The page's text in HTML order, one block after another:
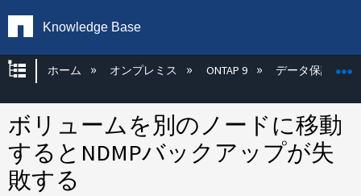
Knowledge Base
グローバル階層を展開/折りたたむ
ホーム オンプレミス ONTAP 9 データ保護
ボリュームを別のノードに移動
するとNDMPバックアップが失
敗する